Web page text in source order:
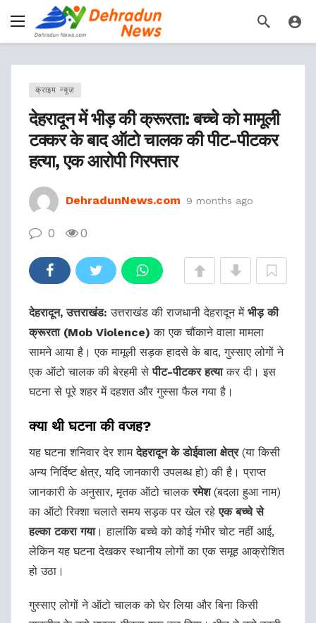
क्राइम न्यूज़
देहरादून में भीड़ की क्रूरता: बच्चे को मामूली
टक्कर के बाद ऑटो चालक की पीट-पीटकर
हत्या, एक आरोपी गिरफ्तार
DehradunNews.com 9 months ago
0 0
देहरादून, उत्तराखंड: उत्तराखंड की राजधानी देहरादून में भीड़ की
क्रूरता (Mob Violence) का एक चौंकाने वाला मामला
सामने आया है। एक मामूली सड़क हादसे के बाद, गुस्साए लोगों ने
एक ऑटो चालक की बेरहमी सेपीट-पीटकर हत्याकर दी। इस
घटना से पूरे शहर में दहशत और गुस्सा फैल गया है।
क्या थी घटना की वजह?
यह घटना शनिवार देर शामदेहरादून के डोईवाला क्षेत्र(या किसी
अन्य निर्दिष्ट क्षेत्र, यदि जानकारी उपलब्ध हो) की है। प्राप्त
जानकारी के अनुसार, मृतक ऑटो चालकरमेश(बदला हुआ नाम)
का ऑटो रिक्शा चलाते समय सड़क पर खेल रहेएक बच्चे से
हल्का टकरा गया। हालांकि बच्चे को कोई गंभीर चोट नहीं आई,
लेकिन यह घटना देखकर स्थानीय लोगों का एक समूह आक्रोशित
हो उठा।
गुस्साए लोगों ने ऑटो चालक को घेर लिया और बिना किसी